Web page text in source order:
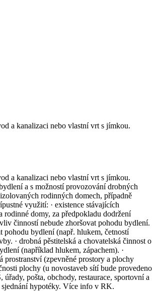
a kanalizaci nebo vlastní vrt s jímkou.
a kanalizaci nebo vlastní vrt s jímkou.
a s možností provozování drobných
rodinných domech, případně
využití: · existence stávajících
rodinné domy, za předpokladu dodržení
činností nebude zhoršovat pohodu bydlení.
pohodu bydlení (např. hlukem, četností
· drobná pěstitelská a chovatelská činnost o
(například hlukem, zápachem). ·
prostranství (zpevněné prostory a plochy
plochy (u novostaveb sítí bude provedeno
pošta, obchody, restaurace, sportovní a
hypotéky. Více info v RK.